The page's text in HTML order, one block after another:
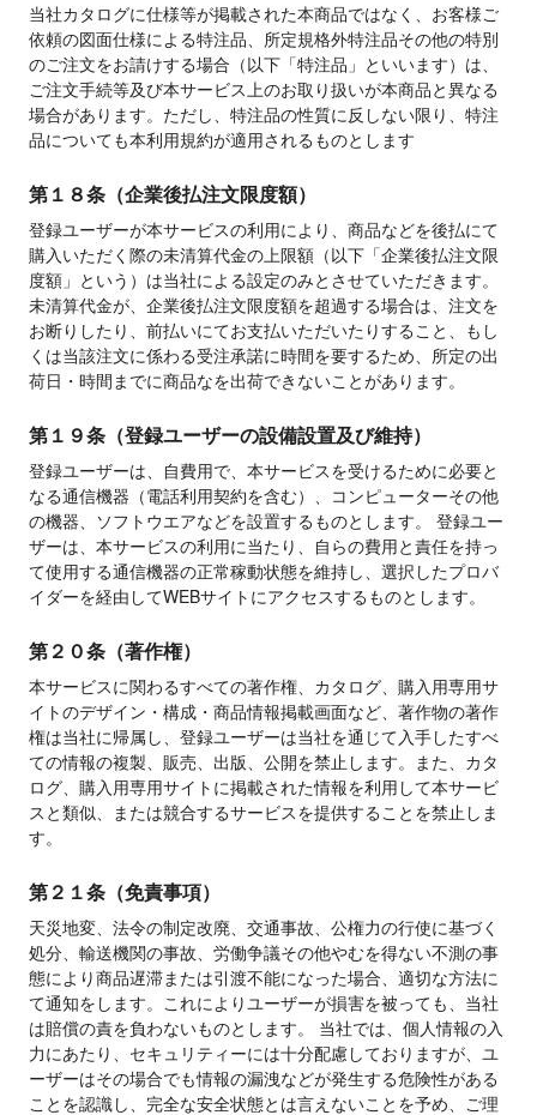
当社カタログに仕様等が掲載された本商品ではなく、お客様ご
依頼の図面仕様による特注品、所定規格外特注品その他の特別
のご注文をお請けする場合（以下「特注品」といいます）は、
ご注文手続等及び本サービス上のお取り扱いが本商品と異なる
場合があります。ただし、特注品の性質に反しない限り、特注
品についても本利用規約が適用されるものとします
第１８条（企業後払注文限度額）
登録ユーザーが本サービスの利用により、商品などを後払にて
購入いただく際の未清算代金の上限額（以下「企業後払注文限
度額」という）は当社による設定のみとさせていただきます。
未清算代金が、企業後払注文限度額を超過する場合は、注文を
お断りしたり、前払いにてお支払いただいたりすること、もし
くは当該注文に係わる受注承諾に時間を要するため、所定の出
荷日・時間までに商品なを出荷できないことがあります。
第１９条（登録ユーザーの設備設置及び維持）
登録ユーザーは、自費用で、本サービスを受けるために必要と
なる通信機器（電話利用契約を含む）、コンピューターその他
の機器、ソフトウエアなどを設置するものとします。 登録ユー
ザーは、本サービスの利用に当たり、自らの費用と責任を持っ
て使用する通信機器の正常稼動状態を維持し、選択したプロバ
イダーを経由してWEBサイトにアクセスするものとします。
第２０条（著作権）
本サービスに関わるすべての著作権、カタログ、購入用専用サ
イトのデザイン・構成・商品情報掲載画面など、著作物の著作
権は当社に帰属し、登録ユーザーは当社を通じて入手したすべ
ての情報の複製、販売、出版、公開を禁止します。また、カタ
ログ、購入用専用サイトに掲載された情報を利用して本サービ
スと類似、または競合するサービスを提供することを禁止しま
す。
第２１条（免責事項）
天災地変、法令の制定改廃、交通事故、公権力の行使に基づく
処分、輸送機関の事故、労働争議その他やむを得ない不測の事
態により商品遅滞または引渡不能になった場合、適切な方法に
て通知をします。これによりユーザーが損害を被っても、当社
は賠償の責を負わないものとします。 当社では、個人情報の入
力にあたり、セキュリティーには十分配慮しておりますが、ユ
ーザーはその場合でも情報の漏洩などが発生する危険性がある
ことを認識し、完全な安全状態とは言えないことを予め、ご理